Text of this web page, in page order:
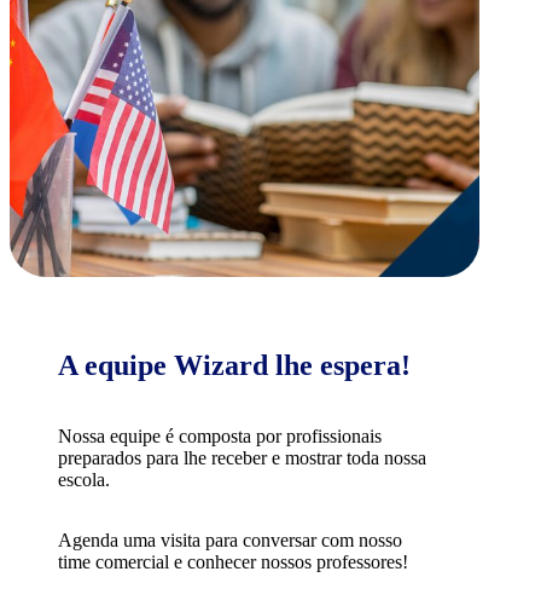
A equipe Wizard lhe espera!
Nossa equipe é composta por profissionais
preparados para lhe receber e mostrar toda nossa
escola.
Agenda uma visita para conversar com nosso
time comercial e conhecer nossos professores!